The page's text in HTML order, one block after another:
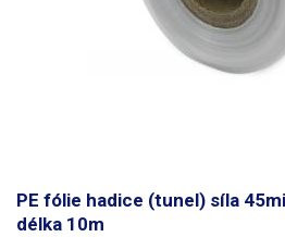
PE fólie hadice (tunel) síla
délka 10m